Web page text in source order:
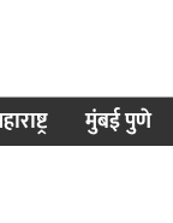
मुंबई पुणे